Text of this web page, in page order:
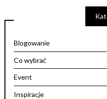
Blogowanie
Co wybrać
Event
Inspiracje